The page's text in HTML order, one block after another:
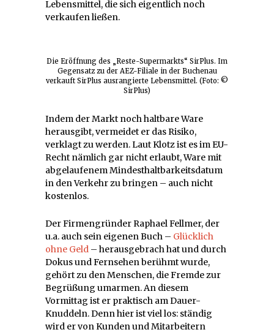
Lebensmittel, die sich eigentlich noch
verkaufen ließen.
Die Eröffnung des „Reste-Supermarkts“ SirPlus. Im
Gegensatz zu der AEZ-Filiale in der Buchenau
verkauft SirPlus ausrangierte Lebensmittel. (Foto: ©
SirPlus)
Indem der Markt noch haltbare Ware
herausgibt, vermeidet er das Risiko,
verklagt zu werden. Laut Klotz ist es im EU-
Recht nämlich gar nicht erlaubt, Ware mit
abgelaufenem Mindesthaltbarkeitsdatum
in den Verkehr zu bringen – auch nicht
kostenlos.
Der Firmengründer Raphael Fellmer, der
u.a. auch sein eigenen Buch – Glücklich
ohne Geld – herausgebrach hat und durch
Dokus und Fernsehen berühmt wurde,
gehört zu den Menschen, die Fremde zur
Begrüßung umarmen. An diesem
Vormittag ist er praktisch am Dauer-
Knuddeln. Denn hier ist viel los: ständig
wird er von Kunden und Mitarbeitern